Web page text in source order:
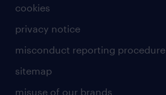
cookies
privacy notice
misconduct reporting procedure
sitemap
misuse of our brands